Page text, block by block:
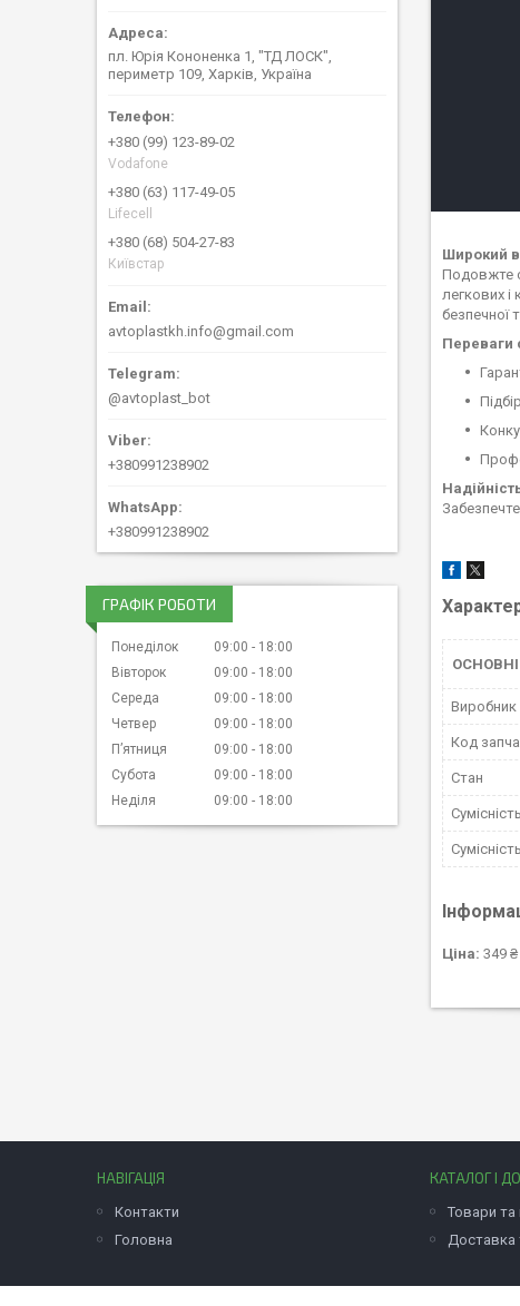
Широкий
Подовжте
легкових
безпечної
Переваги
ОСНОВНІ
Виробник
Код
Стан
Ціна: 349 ₴
пл. Юрія Кононенка 1, "ТД ЛОСК",
периметр 109, Харків, Україна
+380 (99) 123-89-02
Vodafone
+380 (63) 117-49-05
Lifecell
+380 (68) 504-27-83
Київстар
avtoplastkh.info@gmail.com
@avtoplast_bot
+380991238902
+380991238902
ГРАФІК РОБОТИ
Понеділок 09:00
18:00
Вівторок
09:00
18:00
Середа
09:00
18:00
Четвер
09:00
18:00
Пʼятниця
09:00
18:00
Субота
09:00
18:00
Неділя
09:00 18:00
НАВІГАЦІЯ
Контакти
Головна
КАТАЛОГ І
Товари та
Доставка